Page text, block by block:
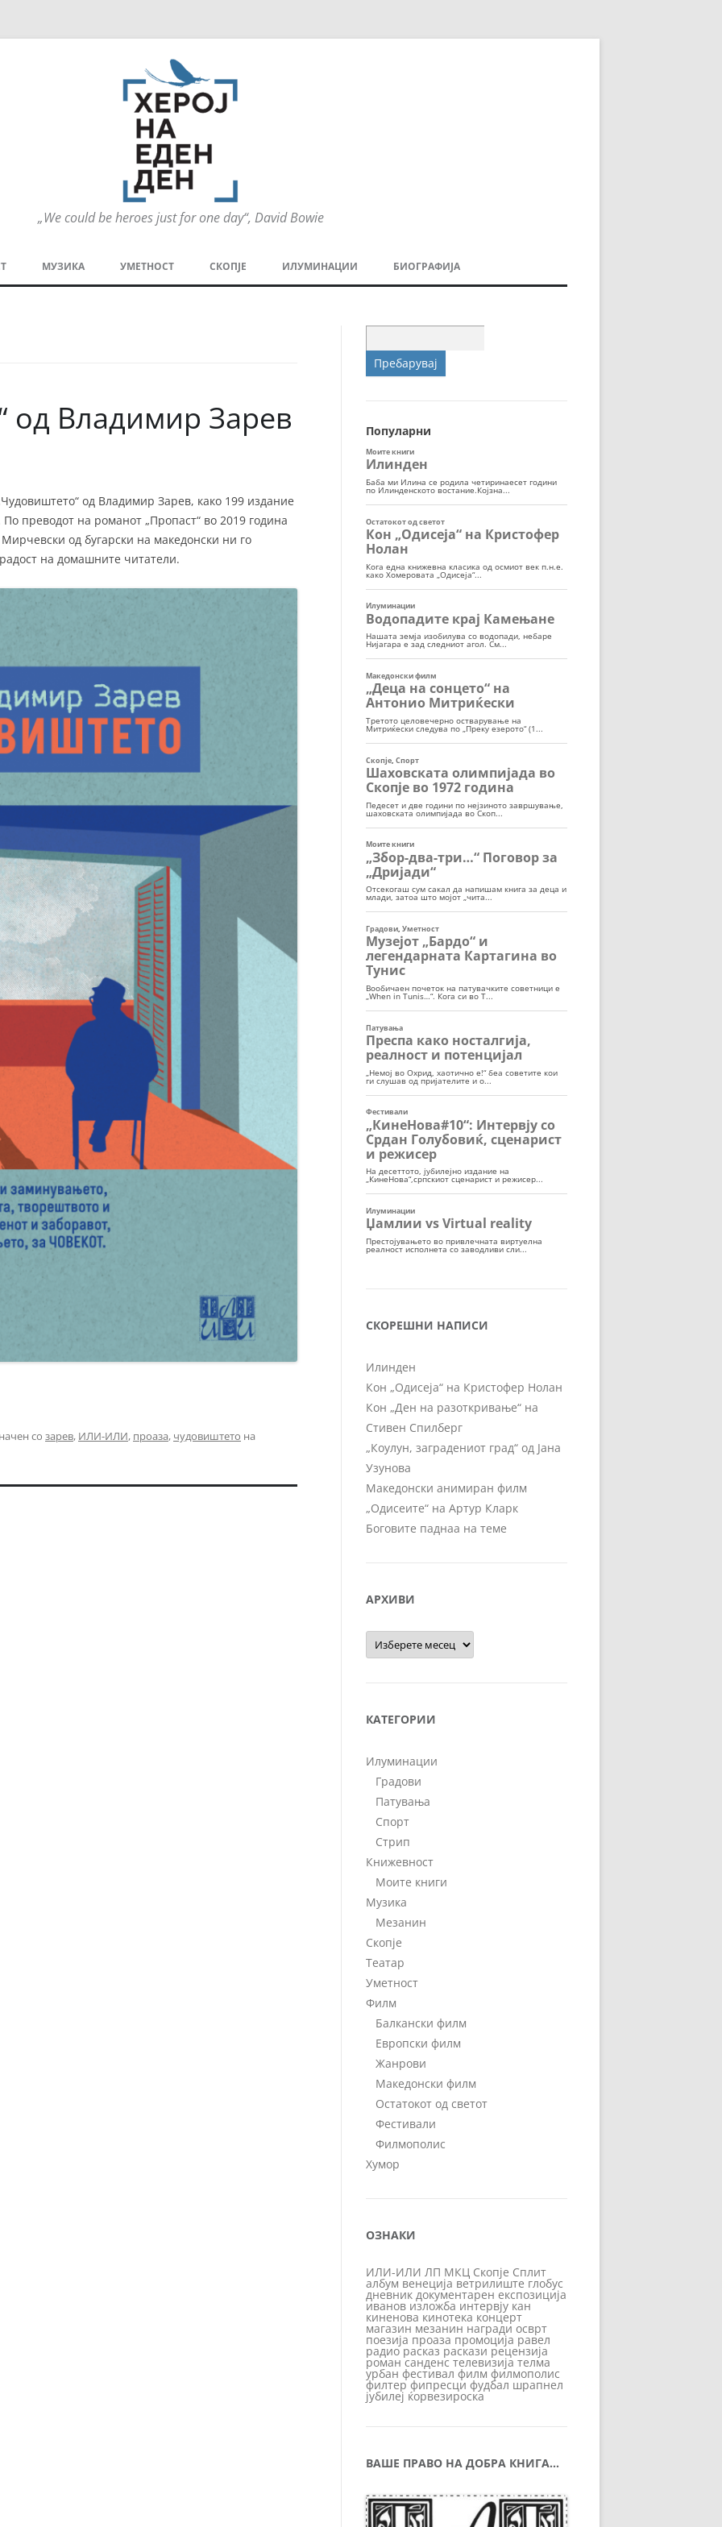
„We could be heroes just for one day“, David Bowie
содржината
МУЗИКА УМЕТНОСТ СКОПЈЕ ИЛУМИНАЦИИ
СПОРТ
БИОГРАФИЈА
од Владимир Зарев
од Владимир Зарев, како 199 издание
преводот на романот „Пропаст“ во 2019 година
од бугарски на македонски ни го
на домашните читатели.
со зарев, ИЛИ-ИЛИ, проаза, чудовиштето на
за:
Популарни
СКОРЕШНИ НАПИСИ
Илинден
Кон „Одисеја“ на Кристофер Нолан
Кон „Ден на разоткривање“ на
Стивен Спилберг
„Коулун, заградениот град“ од Јана
Узунова
Македонски анимиран филм
„Одисеите“ на Артур Кларк
Боговите паднаа на теме
АРХИВИ
Архиви
КАТЕГОРИИ
Илуминации
Градови
Патувања
Спорт
Стрип
Книжевност
Моите книги
Музика
Мезанин
Скопје
Театар
Уметност
Филм
Балкански филм
Европски филм
Жанрови
Македонски филм
Остатокот од светот
Фестивали
Филмополис
Хумор
ОЗНАКИ
ИЛИ-ИЛИ ЛП МКЦ Скопје Сплит
албум венеција ветрилиште глобус
дневник документарен експозиција
иванов изложба интервју кан
киненова кинотека концерт
магазин мезанин награди осврт
поезија проаза промоција равел
радио расказ раскази рецензија
роман санденс телевизија телма
урбан фестивал филм филмополис
филтер фипресци фудбал шрапнел
јубилеј ќорвезироска
ВАШЕ ПРАВО НА ДОБРА КНИГА…